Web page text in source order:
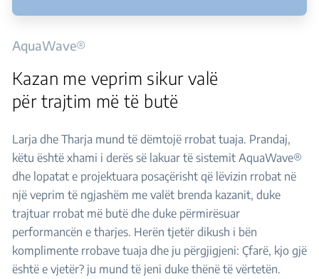
AquaWave®
Kazan me veprim sikur valë
për trajtim më të butë
Larja dhe Tharja mund të dëmtojë rrobat tuaja. Prandaj,
këtu është xhami i derës së lakuar të sistemit AquaWave®
dhe lopatat e projektuara posaçërisht që lëvizin rrobat në
një veprim të ngjashëm me valët brenda kazanit, duke
trajtuar rrobat më butë dhe duke përmirësuar
performancën e tharjes. Herën tjetër dikush i bën
komplimente rrobave tuaja dhe ju përgjigjeni: Çfarë, kjo gjë
është e vjetër? ju mund të jeni duke thënë të vërtetën.